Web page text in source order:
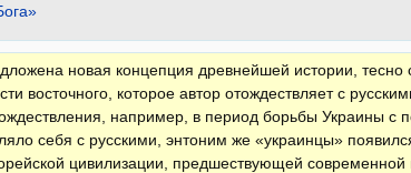
новая концепция древнейшей истории, тесно
восточного, которое автор отождествляет с
например, в период борьбы Украины с
себя с русскими, энтоним же «украинцы»
цивилизации, предшествующей